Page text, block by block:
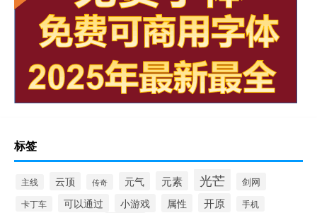
标签
主线 云顶 传奇 元气 元素 光芒 剑网
卡丁车 可以通过 小游戏 属性 开原 手机